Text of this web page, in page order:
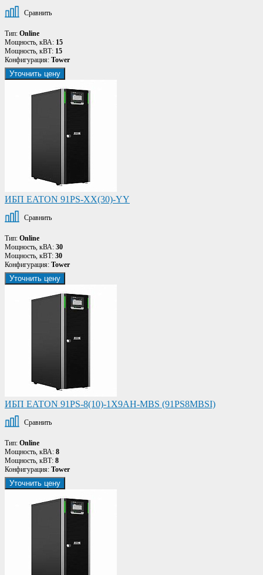
Сравнить
Тип: Online
Мощность, кВА: 15
Мощность, кВТ: 15
Конфигурация: Tower
Уточнить цену
ИБП EATON 91PS-XX(30)-YY
Сравнить
Тип: Online
Мощность, кВА: 30
Мощность, кВТ: 30
Конфигурация: Tower
Уточнить цену
ИБП EATON 91PS-8(10)-1X9AH-MBS (91PS8MBSI)
Сравнить
Тип: Online
Мощность, кВА: 8
Мощность, кВТ: 8
Конфигурация: Tower
Уточнить цену